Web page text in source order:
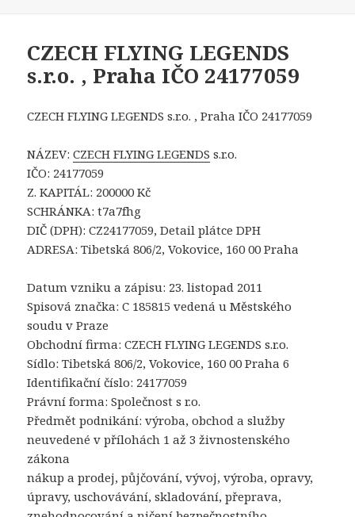
CZECH FLYING LEGENDS
s.r.o. , Praha IČO 24177059
CZECH FLYING LEGENDS s.r.o. , Praha IČO 24177059
NÁZEV:CZECH FLYING LEGENDS s.r.o.
IČO: 24177059
Z. KAPITÁL: 200000 Kč
SCHRÁNKA: t7a7fhg
DIČ (DPH): CZ24177059, Detail plátce DPH
ADRESA: Tibetská 806/2, Vokovice, 160 00 Praha
Datum vzniku a zápisu: 23. listopad 2011
Spisová značka: C 185815 vedená u Městského
soudu v Praze
Obchodní firma: CZECH FLYING LEGENDS s.r.o.
Sídlo: Tibetská 806/2, Vokovice, 160 00 Praha 6
Identifikační číslo: 24177059
Právní forma: Společnost s r.o.
Předmět podnikání: výroba, obchod a služby
neuvedené v přílohách 1 až 3 živnostenského
zákona
nákup a prodej, půjčování, vývoj, výroba, opravy,
úpravy, uschovávání, skladování, přeprava,